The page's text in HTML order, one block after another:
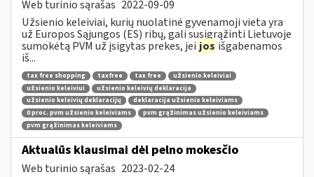
Web turinio sąrašas 2022-09-09
Užsienio keleiviai, kurių nuolatinė gyvenamoji vieta yra
už Europos Sąjungos (ES) ribų, gali susigrąžinti Lietuvoje
sumokėtą PVM už įsigytas prekes, jei jos išgabenamos
iš...
tax free shopping taxfree tax free
užsienio keleiviai
užsienio keleiviui
užsienio keleivių deklaracija
užsienio keleivių deklaracijų
deklaracija užsienio keleiviams
0 proc. pvm užsienio keleiviams
pvm grąžinimas užsienio keleiviams
pvm grąžinimas keleiviams
Aktualūs klausimai dėl pelno mokesčio
Web turinio sąrašas 2023-02-24